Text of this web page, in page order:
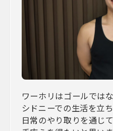
ワーホリはゴールでは
シドニーでの生活を立
日常のやり取りを通じ